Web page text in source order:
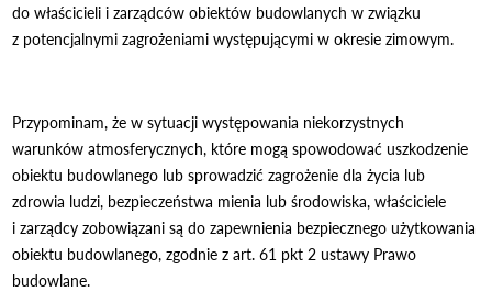
do właścicieli i zarządców obiektów budowlanych w związku
z potencjalnymi zagrożeniami występującymi w okresie zimowym.
Przypominam, że w sytuacji występowania niekorzystnych
warunkówatmosferycznych, które mogą spowodować uszkodzenie
obiektu budowlanego lub sprowadzićzagrożenie dla życia lub
zdrowia ludzi, bezpieczeństwa mienia lub środowiska, właściciele
izarządcy zobowiązani są do zapewnienia bezpiecznego użytkowania
obiektu budowlanego,zgodnie z art. 61 pkt 2 ustawy Prawo
budowlane.